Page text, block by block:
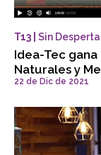
T13 | Sin
Idea-Tec
Naturales y
22 de Dic de 2021